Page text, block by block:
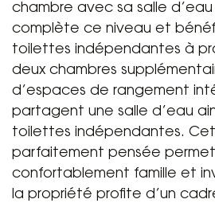
chambre avec sa salle
complète ce niveau et
toilettes indépendantes à
deux chambres
d’espaces de rangement
partagent une salle d’eau
toilettes indépendantes.
parfaitement pensée permet
confortablement famille et
la propriété profite d’un